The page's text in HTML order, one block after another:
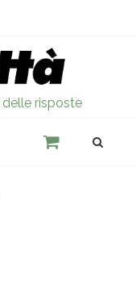
risposte